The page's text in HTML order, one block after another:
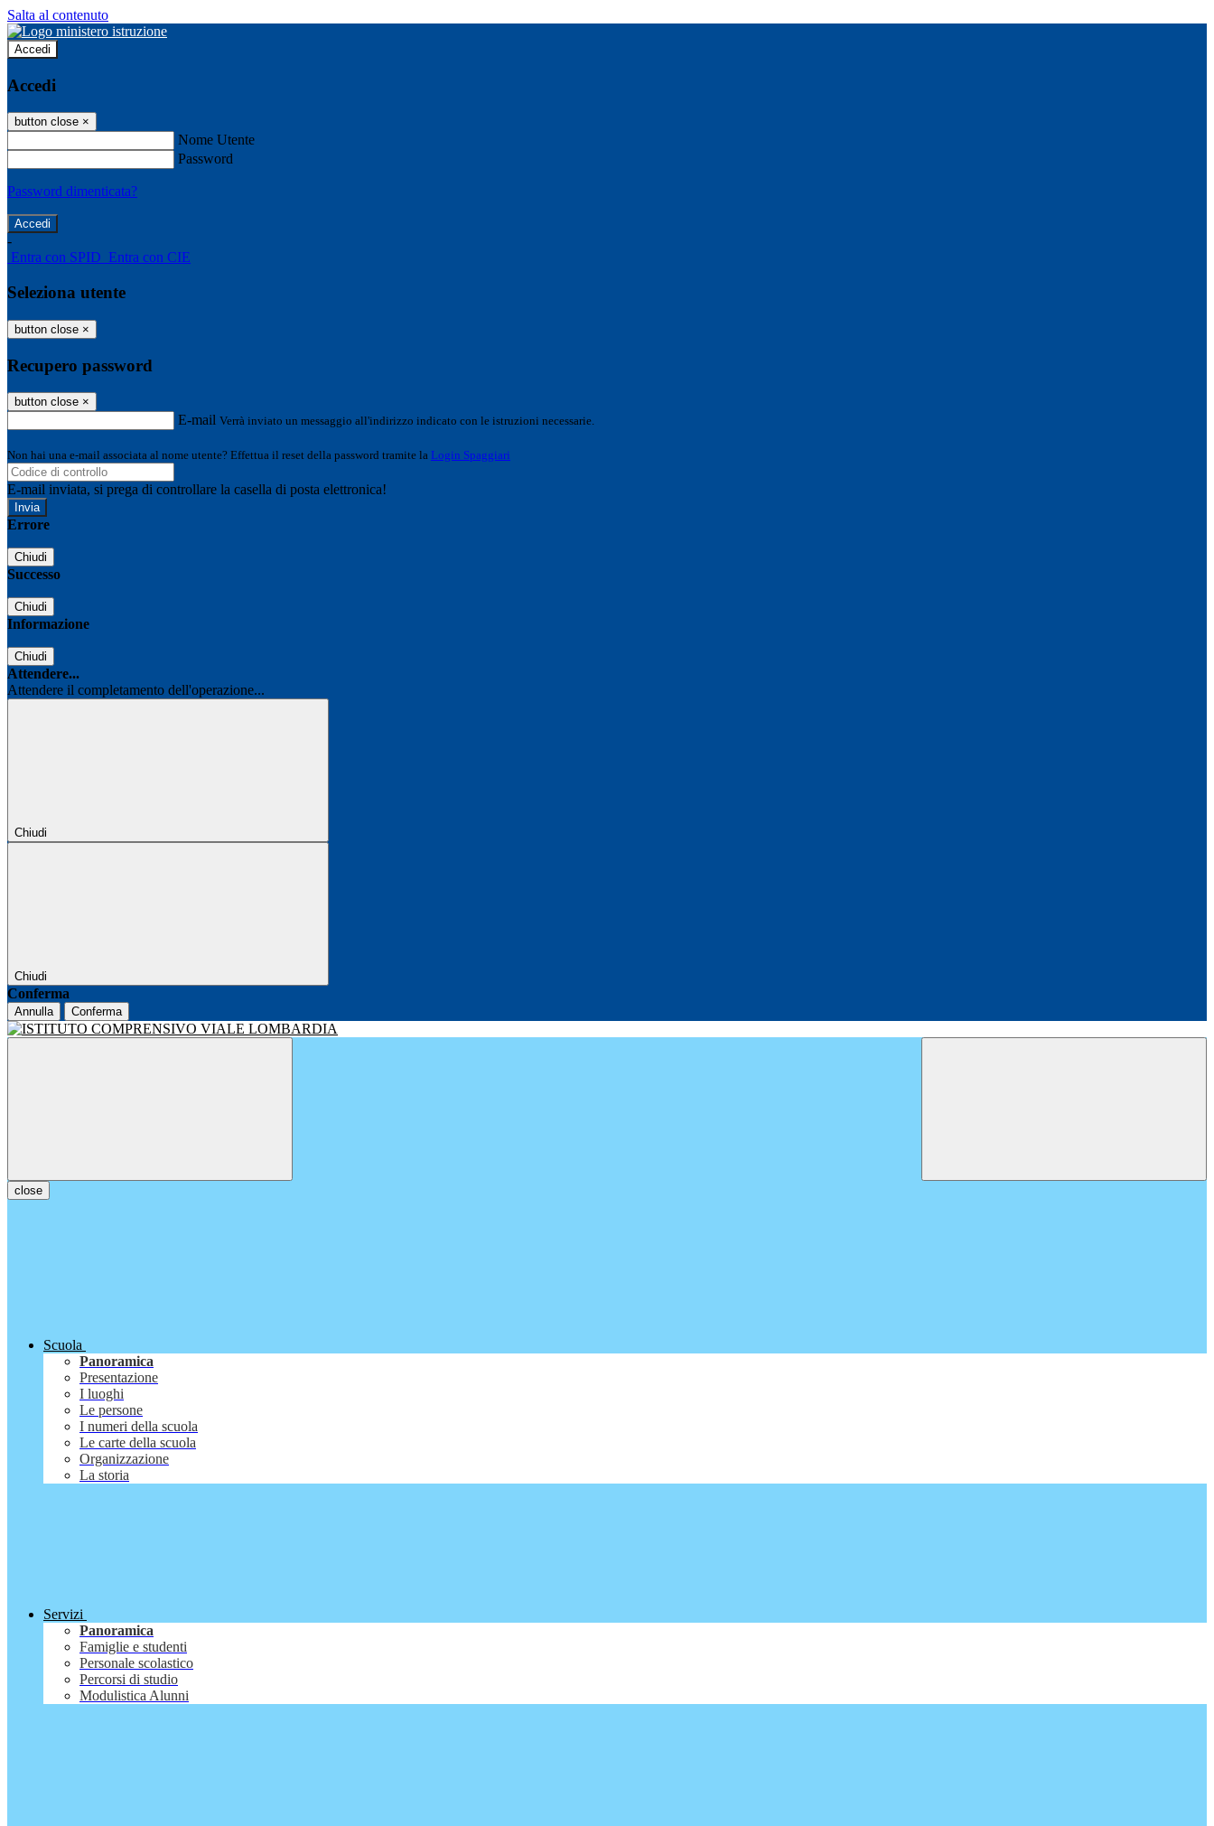
Salta al contenuto
Accedi
Accedi
button close ×
Nome Utente
Password
Password dimenticata?
-
Entra con SPID Entra con CIE
Seleziona utente
button close ×
Recupero password
button close ×
E-mail Verrà inviato un messaggio all'indirizzo indicato con le istruzioni necessarie.
Non hai una e-mail associata al nome utente? Effettua il reset della password tramite la Login Spaggiari
E-mail inviata, si prega di controllare la casella di posta elettronica!
Errore
Chiudi
Successo
Chiudi
Informazione
Chiudi
Attendere...
Attendere il completamento dell'operazione...
Chiudi
Chiudi
Conferma
Annulla Conferma
close
Scuola
Panoramica
Presentazione
I luoghi
Le persone
I numeri della scuola
Le carte della scuola
Organizzazione
La storia
Servizi
Panoramica
Famiglie e studenti
Personale scolastico
Percorsi di studio
Modulistica Alunni